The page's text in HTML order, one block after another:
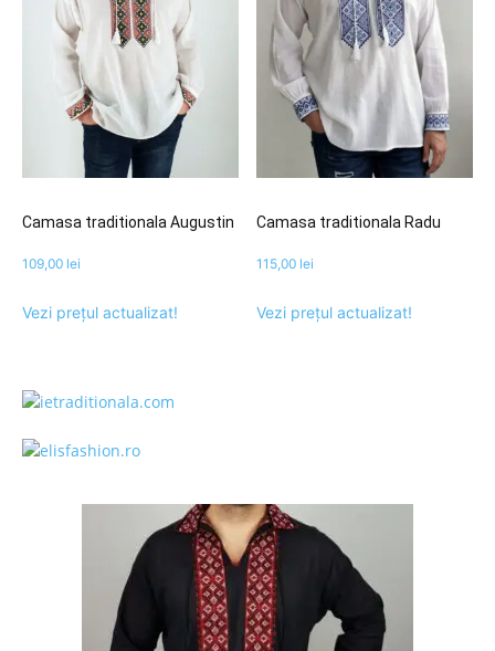
Camasa traditionala Augustin
109,00 lei
Vezi prețul actualizat!
Camasa traditionala Radu
115,00 lei
Vezi prețul actualizat!